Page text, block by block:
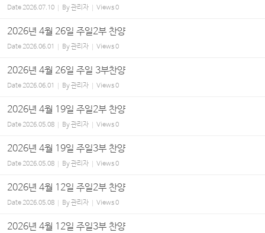
Date2026.07.10 By관리자 Views0
2026년 4월 26일 주일2부 찬양
Date2026.06.01 By관리자 Views0
2026년 4월 26일 주일 3부찬양
Date2026.06.01 By관리자 Views0
2026년 4월 19일 주일2부 찬양
Date2026.05.08 By관리자 Views0
2026년 4월 19일 주일3부 찬양
Date2026.05.08 By관리자 Views0
2026년 4월 12일 주일2부 찬양
Date2026.05.08 By관리자 Views0
2026년 4월 12일 주일3부 찬양